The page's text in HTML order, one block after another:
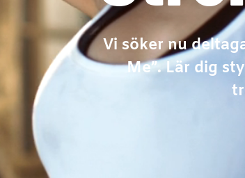
Vi söker nu
Me”. Lär dig